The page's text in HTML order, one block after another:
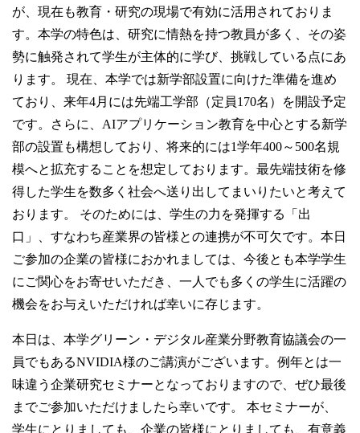
が、現在も教育・研究の現場で有効に活用されておりま
す。本学の特色は、研究に情熱を持つ教員が多く、その姿
勢に触発されて学生が主体的に学び、挑戦している点にあ
ります。 現在、本学では新学部設置に向けた準備を進め
ており、来年4月には先端工学部（定員170名）を開設予定
です。さらに、AIアプリケーション教育を中心とする新学
部の設置も構想しており、将来的には1学年400～500名規
模へと拡充することを想定しております。最先端技術を修
得した学生を数多く社会へ送り出してまいりたいと考えて
おります。 そのためには、学生の力を発揮する「出
口」、すなわち産業界の皆様との連携が不可欠です。本日
ご参加の企業の皆様におかれましては、今後とも本学学生
にご関心をお寄せいただき、一人でも多くの学生に活躍の
機会をお与えいただければ幸いに存じます。
本日は、本学グリーン・デジタル産業分野教育協議会の一
員でもあるNVIDIA様のご講演がございます。例年とは一
味違う企業研究セミナーとなっておりますので、ぜひ最後
までご参加いただけましたら幸いです。 本セミナーが、
学生にとりましても、企業の皆様にとりましても、有意義